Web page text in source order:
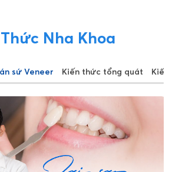
Nha Khoa
sứ Veneer Kiến thức tổng quát